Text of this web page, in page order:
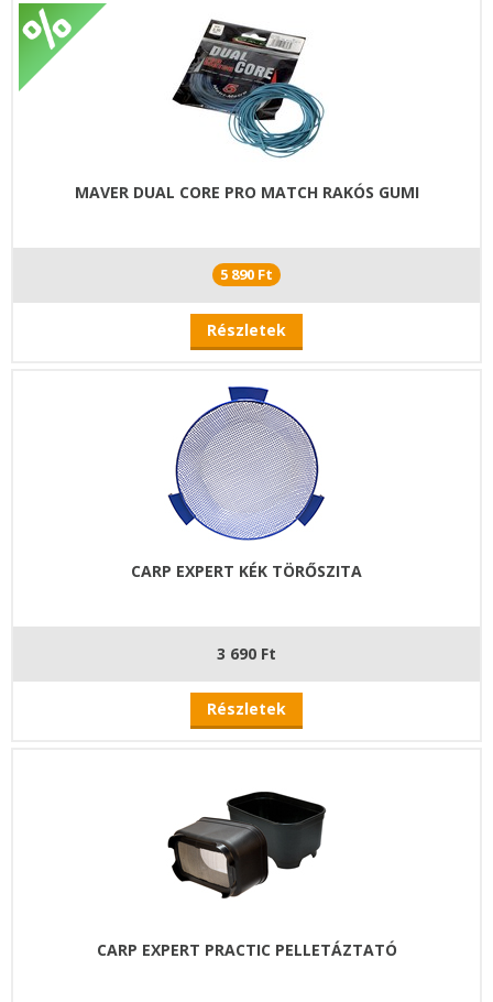
MAVER DUAL CORE PRO MATCH RAKÓS GUMI
5 890 Ft
Részletek
CARP EXPERT KÉK TÖRŐSZITA
3 690 Ft
Részletek
CARP EXPERT PRACTIC PELLETÁZTATÓ